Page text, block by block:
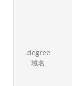
.degree
域名